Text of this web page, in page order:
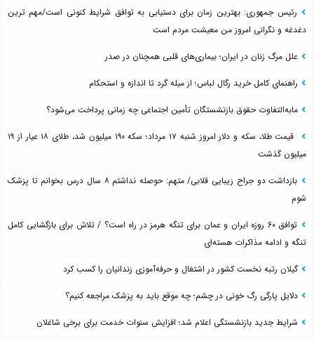
رئیس جمهوری: بهترین زمان برای دستیابی به توافق شرایط کنونی است/مهم ترین
دغدغه و نگرانی امروز من معیشت مردم است
علل مرگ زنان در ایران؛ بیماری‌های قلبی همچنان در صدر
راهنمای کامل خرید رگال لباس؛ از میله گرد تا اندازه و استحکام
مابه‌التفاوت حقوق بازنشستگان تأمین اجتماعی چه زمانی پرداخت می‌شود؟
قیمت طلا، سکه و دلار امروز شنبه ۱۷ مرداد؛ سکه ۱۹۰ میلیون شد، طلای ۱۸ عیار از ۱۹
میلیون گذشت
بازداشت دو جراح زیبایی قلابی/ متهم: حوصله نداشتم ۸ سال درس بخوانم تا پزشک
شوم
توافق ۶۰ روزه ایران و عمان برای تنگه هرمز در راه است؟ / تلاش برای بازگشایی کامل
تنگه و ادامه مذاکرات هسته‌ای
گیلان رتبه نخست کشور در اشتغال و حرفه‌آموزی زندانیان را کسب کرد
دلایل پارگی رگ خونی در چشم؛ چه موقع باید به پزشک مراجعه کنیم؟
شرایط جدید بازنشستگی اعلام شد؛ افزایش سنوات خدمت برای برخی شاغلان